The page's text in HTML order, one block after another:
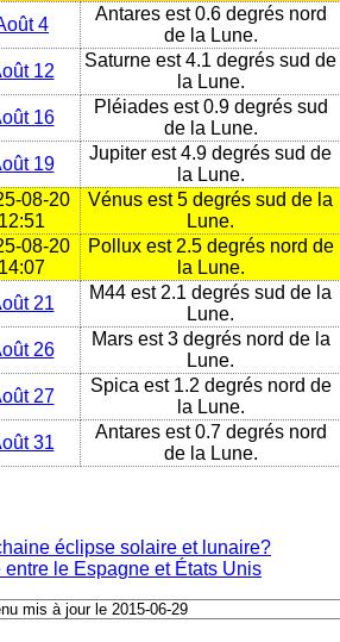
4
Antares est 0.6 degrés nord
de la Lune.
12
Saturne est 4.1 degrés sud de
la Lune.
16
Pléiades est 0.9 degrés sud
de la Lune.
19
Jupiter est 4.9 degrés sud de
la Lune.
08-20
12:51
Vénus est 5 degrés sud de la
Lune.
08-20
14:07
Pollux est 2.5 degrés nord de
la Lune.
21
M44 est 2.1 degrés sud de la
Lune.
26
Mars est 3 degrés nord de la
Lune.
27
Spica est 1.2 degrés nord de
la Lune.
31
Antares est 0.7 degrés nord
de la Lune.
éclipse solaire et lunaire?
le Espagne et États Unis
mis à jour le 2015-06-29